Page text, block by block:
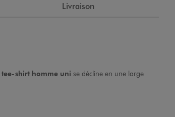
Livraison
tee-shirt homme uni se décline en une large